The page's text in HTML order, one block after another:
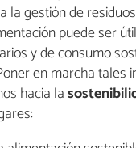
la gestión de
puede ser
y de consumo
en marcha tales
hacia la